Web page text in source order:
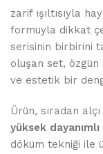
zarif ışıltısıyla
formuyla dikkat
serisinin birbirini
oluşan set,
ve estetik bir
Ürün, sıradan
yüksek
döküm tekniği ile